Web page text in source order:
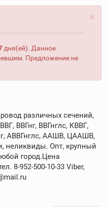
×
дня(ей). Данное
Предложение не
различных сечений,
ВВГнг, ВВГнглс, КВВГ,
АВВГнглс, ААШВ, ЦААШВ,
неликвиды. Опт, крупный
город.Цена
8-952-500-10-33 Viber,